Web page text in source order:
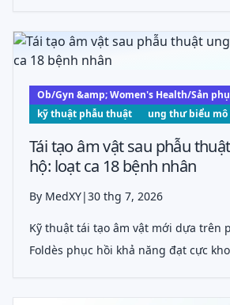
kinh, nhấn mạnh những khoảng
trọng và nhu cầu can thiệp công
Ob/Gyn &amp; Women's Health/Sản
kỹ thuật phẫu thuật
ung thư biểu mô
Tái tạo âm vật sau phẫu
hộ: loạt ca 18 bệnh nhân
By MedXY|30 thg 7, 2026
Kỹ thuật tái tạo âm vật mới dựa trên
Foldès phục hồi khả năng đạt cực
tỷ lệ biến chứng thấp và thời gian